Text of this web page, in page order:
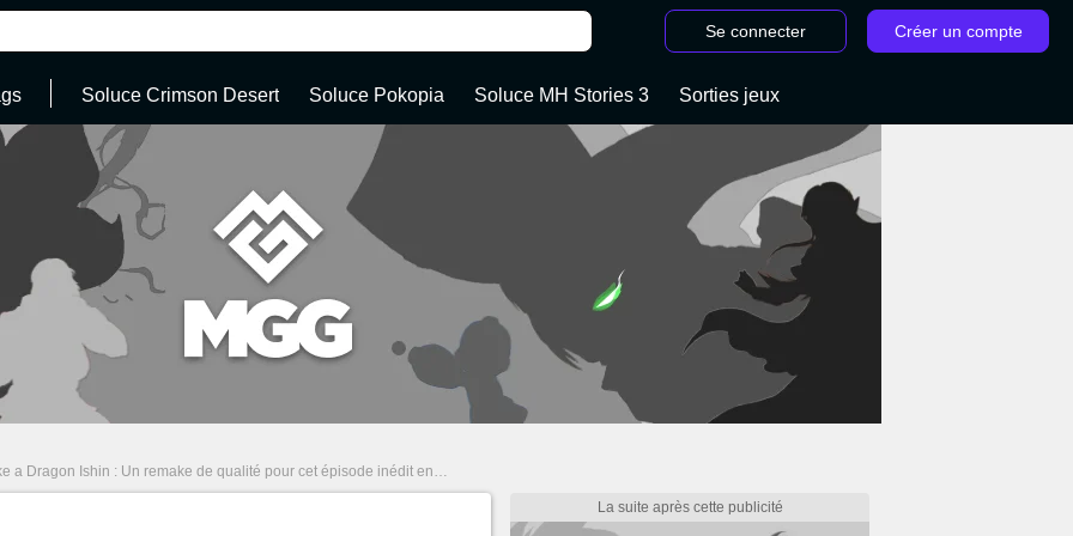
Se connecter Créer un compte
Soluce Crimson Desert Soluce Pokopia Soluce MH Stories 3 Sorties jeux
a Dragon Ishin : Un remake de qualité pour cet épisode inédit en Europe ?